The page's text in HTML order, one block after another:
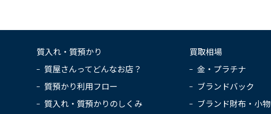
質入れ・質預かり
質屋さんってどんなお店？
質預かり利用フロー
質入れ・質預かりのしくみ
買取相場
金・プラチナ
ブランドバック
ブランド財布・小物